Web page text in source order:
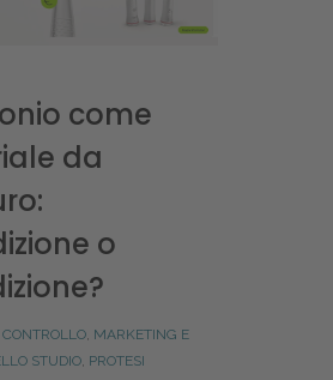
come
da
o
, MARKETING E
STUDIO, PROTESI